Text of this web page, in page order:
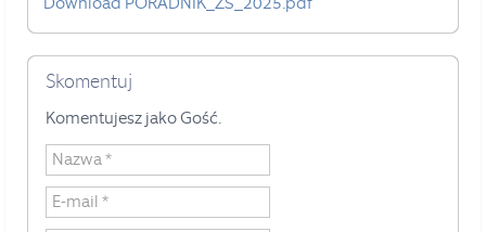
Skomentuj
Komentujesz jako Gość.